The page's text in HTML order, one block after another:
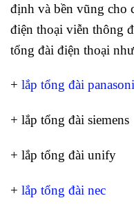
định và bền vũng cho
điện thoại viễn thông
tổng đài điện thoại như
+ lắp tổng đài
+ lắp tổng đài siemens
+ lắp tổng đài unify
+ lắp tổng đài nec